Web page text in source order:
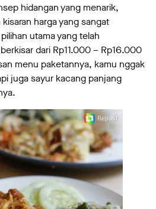
hidangan yang menarik,
harga yang sangat
utama yang telah
dari Rp11.000 – Rp16.000
menu paketannya, kamu nggak
juga sayur kacang panjang